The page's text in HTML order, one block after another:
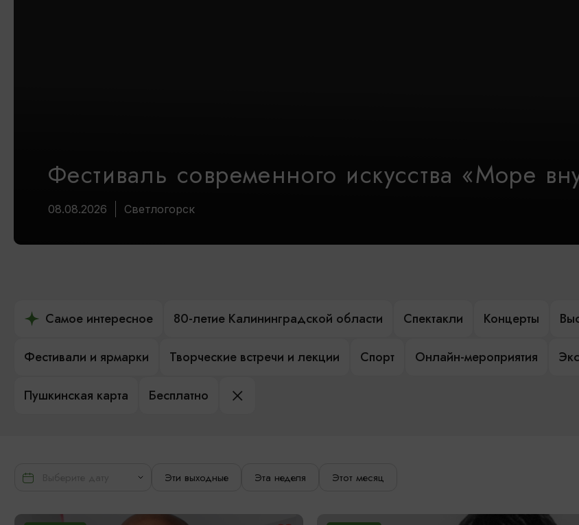
Фестиваль современного искусства «Море
08.08.2026 Светлогорск
Самое интересное 80-летие Калининградской области Спектакли Концерты
Фестивали и ярмарки Творческие встречи и лекции Спорт Онлайн-мероприятия
Пушкинская карта Бесплатно
Эти выходные Эта неделя Этот месяц